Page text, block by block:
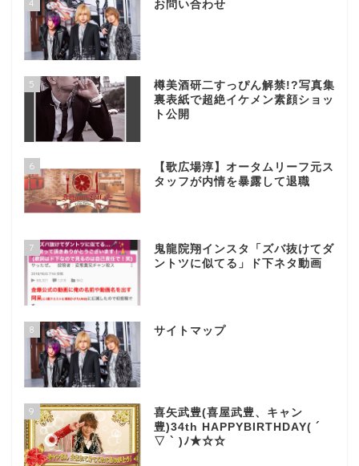
4 お問い合わせ
5
樽美酒研二すっぴん解禁!?写真集
裏表紙で超絶イケメン素顔ショッ
ト公開
6
【歌広場淳】オータムリーフ元ス
タッフが内情を暴露して退職
7
鬼龍院翔インスタ「ズバ抜けてダ
ントツに似てる」ド下ネタ動画
8 サイトマップ
9
喜矢武豊(喜屋武豊、キャン
豊)34th HAPPYBIRTHDAY( ´
▽ ` )ﾉ★☆☆